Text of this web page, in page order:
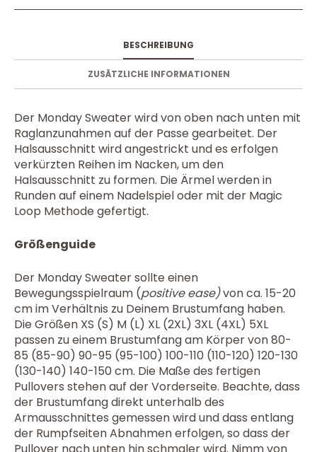
BESCHREIBUNG
ZUSÄTZLICHE INFORMATIONEN
Der Monday Sweater wird von oben nach unten mit
Raglanzunahmen auf der Passe gearbeitet. Der
Halsausschnitt wird angestrickt und es erfolgen
verkürzten Reihen im Nacken, um den
Halsausschnitt zu formen. Die Ärmel werden in
Runden auf einem Nadelspiel oder mit der Magic
Loop Methode gefertigt.
Größenguide
Der Monday Sweater sollte einen
Bewegungsspielraum (positive ease)von ca. 15-20
cm im Verhältnis zu Deinem Brustumfang haben.
Die Größen XS (S) M (L) XL (2XL) 3XL (4XL) 5XL
passen zu einem Brustumfang am Körper von 80-
85 (85-90) 90-95 (95-100) 100-110 (110-120) 120-130
(130-140) 140-150 cm. Die Maße des fertigen
Pullovers stehen auf der Vorderseite. Beachte, dass
der Brustumfang direkt unterhalb des
Armausschnittes gemessen wird und dass entlang
der Rumpfseiten Abnahmen erfolgen, so dass der
Pullover nach unten hin schmaler wird. Nimm von